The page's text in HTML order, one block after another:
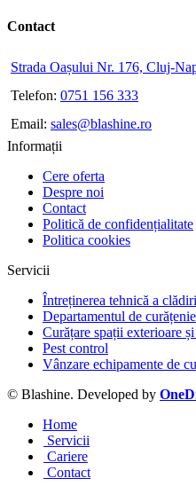
Contact
Strada Oașului Nr. 176, Cluj-
Telefon: 0751 156 333
Email: sales@blashine.ro
Informații
Cere oferta
Despre noi
Contact
Politică de confidențialitate
Politica cookies
Servicii
Întreținerea tehnică a
Departamentul de curățenie
Curățare spații exterioare
Pest control
Vânzare echipamente de
© Blashine. Developed by
Home
Servicii
Cariere
Contact